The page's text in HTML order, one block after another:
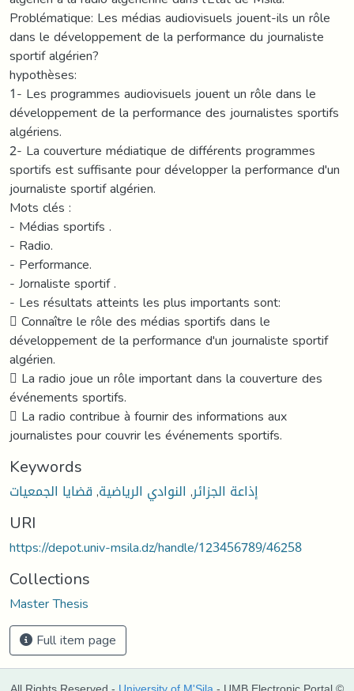
Problématique: Les médias audiovisuels jouent-ils un rôle
dans le développement de la performance du journaliste
sportif algérien?
hypothèses:
1- Les programmes audiovisuels jouent un rôle dans le
développement de la performance des journalistes sportifs
algériens.
2- La couverture médiatique de différents programmes
sportifs est suffisante pour développer la performance d'un
journaliste sportif algérien.
Mots clés :
- Médias sportifs .
- Radio.
- Performance.
- Jornaliste sportif .
- Les résultats atteints les plus importants sont:
 Connaître le rôle des médias sportifs dans le
développement de la performance d'un journaliste sportif
algérien.
 La radio joue un rôle important dans la couverture des
événements sportifs.
 La radio contribue à fournir des informations aux
journalistes pour couvrir les événements sportifs.
Keywords
إذاعة الجزائر, النوادي الرياضية,قضايا الجمعيات
URI
https://depot.univ-msila.dz/handle/123456789/46258
Collections
Master Thesis
Full item page